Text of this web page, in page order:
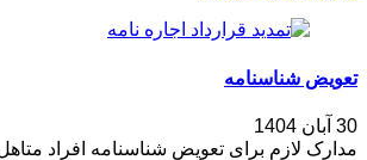
تعویض شناسنامه
30 آبان 1404
مدارک لازم برای تعویض شناسنامه افراد